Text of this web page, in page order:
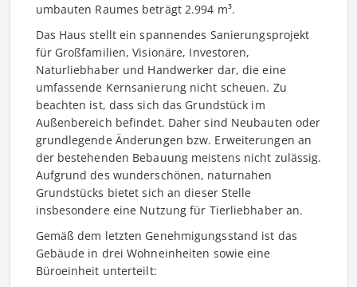
umbauten Raumes beträgt 2.994 m³.
Das Haus stellt ein spannendes Sanierungsprojekt
für Großfamilien, Visionäre, Investoren,
Naturliebhaber und Handwerker dar, die eine
umfassende Kernsanierung nicht scheuen. Zu
beachten ist, dass sich das Grundstück im
Außenbereich befindet. Daher sind Neubauten oder
grundlegende Änderungen bzw. Erweiterungen an
der bestehenden Bebauung meistens nicht zulässig.
Aufgrund des wunderschönen, naturnahen
Grundstücks bietet sich an dieser Stelle
insbesondere eine Nutzung für Tierliebhaber an.
Gemäß dem letzten Genehmigungsstand ist das
Gebäude in drei Wohneinheiten sowie eine
Büroeinheit unterteilt: